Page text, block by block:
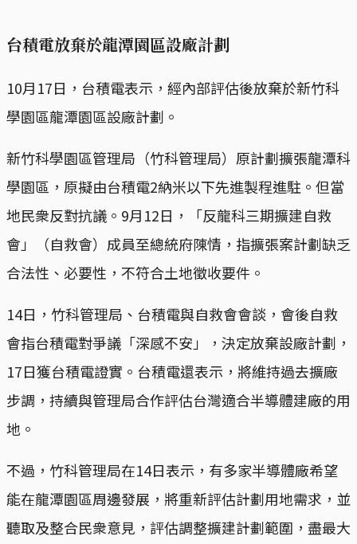
台積電放棄於龍潭園區設廠計劃
10月17日，台積電表示，經內部評估後放棄於新竹科
學園區龍潭園區設廠計劃。
新竹科學園區管理局（竹科管理局）原計劃擴張龍潭科
學園區，原擬由台積電2納米以下先進製程進駐。但當
地民衆反對抗議。9月12日，「反龍科三期擴建自救
會」（自救會）成員至總統府陳情，指擴張案計劃缺乏
合法性、必要性，不符合土地徵收要件。
14日，竹科管理局、台積電與自救會會談，會後自救
會指台積電對爭議「深感不安」，決定放棄設廠計劃，
17日獲台積電證實。台積電還表示，將維持過去擴廠
步調，持續與管理局合作評估台灣適合半導體建廠的用
地。
不過，竹科管理局在14日表示，有多家半導體廠希望
能在龍潭園區周邊發展，將重新評估計劃用地需求，並
聽取及整合民衆意見，評估調整擴建計劃範圍，盡最大